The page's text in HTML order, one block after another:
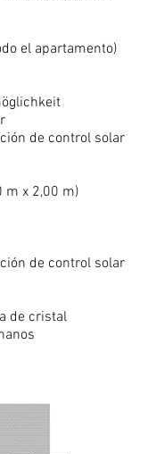
el apartamento)
de control solar
m x 2,00 m)
de control solar
de cristal